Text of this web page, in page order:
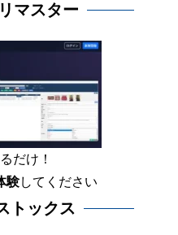
マスター
だけ！
験してください
トックス